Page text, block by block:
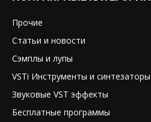
Прочие
Статьи и новости
Сэмплы и лупы
VSTi Инструменты и синтезаторы
Звуковые VST эффекты
Бесплатные программы